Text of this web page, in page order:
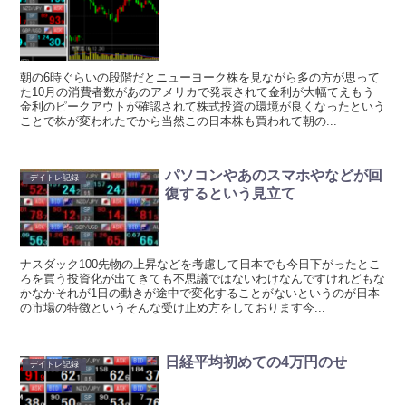
朝の6時ぐらいの段階だとニューヨーク株を見ながら多の方が思って
た10月の消費者数があのアメリカで発表されて金利が大幅てえもう
金利のピークアウトが確認されて株式投資の環境が良くなったという
ことで株が変われたでから当然この日本株も買われて朝の...
デイトレ記録
パソコンやあのスマホやなどが回
復するという見立て
ナスダック100先物の上昇などを考慮して日本でも今日下がったとこ
ろを買う投資化が出てきても不思議ではないわけなんですけれどもな
かなかそれが1日の動きが途中で変化することがないというのが日本
の市場の特徴というそんな受け止め方をしております今...
デイトレ記録 日経平均初めての4万円のせ